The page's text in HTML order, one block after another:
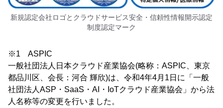
新規認定会社ロゴとクラウドサービス安全・信頼性情報開示認定
制度認定マーク
※1 ASPIC
一般社団法人日本クラウド産業協会(略称：ASPIC、東京
都品川区、会長：河合 輝欣)は、令和4年4月1日に「一般
社団法人ASP・SaaS・AI・IoTクラウド産業協会」から法
人名称等の変更を行いました。